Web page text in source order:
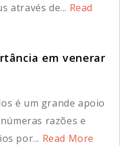
através de... Read
em venerar
é um grande apoio
razões e
por... Read More